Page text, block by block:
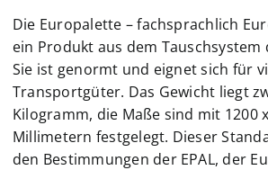
Die Europalette – fachsprachlich
ein Produkt aus dem Tauschsystem
Sie ist genormt und eignet sich für
Transportgüter. Das Gewicht liegt
Kilogramm, die Maße sind mit 1200
Millimetern festgelegt. Dieser
den Bestimmungen der EPAL, der